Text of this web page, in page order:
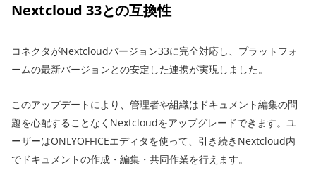
Nextcloud 33との互換性
コネクタがNextcloudバージョン33に完全対応し、プラットフォ
ームの最新バージョンとの安定した連携が実現しました。
このアップデートにより、管理者や組織はドキュメント編集の問
題を心配することなくNextcloudをアップグレードできます。ユ
ーザーはONLYOFFICEエディタを使って、引き続きNextcloud内
でドキュメントの作成・編集・共同作業を行えます。